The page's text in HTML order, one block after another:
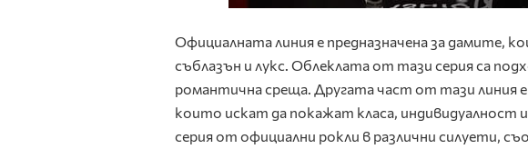
Официалната линия е предназначена за
съблазън и лукс. Облеклата от тази серия са
романтична среща. Другата част от тази линия
които искат да покажат класа, индивидуалност
серия от официални рокли в различни силуети,